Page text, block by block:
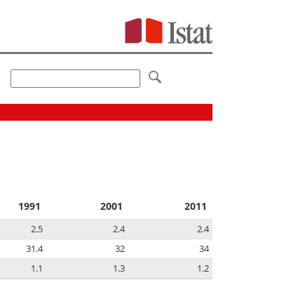
1991 2001 2011
2.5 2.4
2.4
31.4 32
34
1.1 1.3 1.2